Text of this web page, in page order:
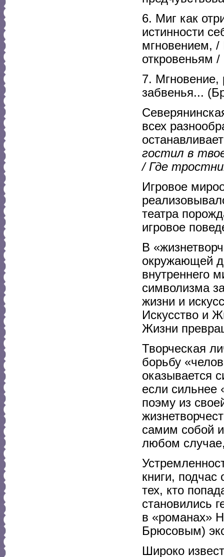
6. Миг как
истинности
мгновением,
откровеньям
7. Мгновение,
забвенья...
всех
гостил в
/ Где
Игровое
театра
игровое
В
окружающей
внутреннего
символизма
жизни и
Искусство и
Жизни
Творческая
борьбу
оказывается
если сильнее
поэму из
самим собой
любом
книги, подчас
тех, кто
становились
в «романах»
Брюсовым)
Широко